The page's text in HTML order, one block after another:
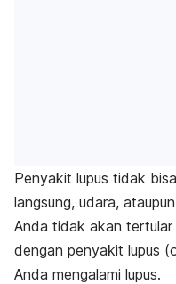
Penyakit lupus tidak
langsung, udara,
Anda tidak akan tertular
dengan penyakit lupus
Anda mengalami lupus.